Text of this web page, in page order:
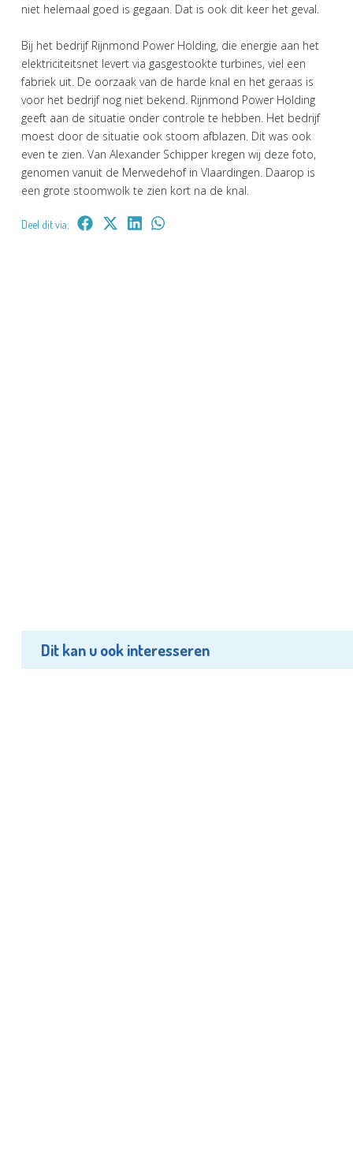
niet helemaal goed is gegaan. Dat is ook dit keer het geval.
Bij het bedrijf Rijnmond Power Holding, die energie aan het
elektriciteitsnet levert via gasgestookte turbines, viel een
fabriek uit. De oorzaak van de harde knal en het geraas is
voor het bedrijf nog niet bekend. Rijnmond Power Holding
geeft aan de situatie onder controle te hebben. Het bedrijf
moest door de situatie ook stoom afblazen. Dit was ook
even te zien. Van Alexander Schipper kregen wij deze foto,
genomen vanuit de Merwedehof in Vlaardingen. Daarop is
een grote stoomwolk te zien kort na de knal.
Deel dit via:
Dit kan u ook interesseren